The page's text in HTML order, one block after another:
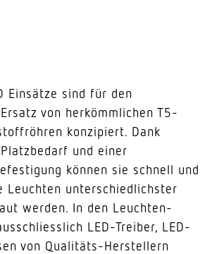
Einsätze sind für den
von herkömmlichen T5-
konzipiert. Dank
und einer
können sie schnell und
Leuchten unterschiedlichster
werden. In den Leuchten-
LED-Treiber, LED-
von Qualitäts-Herstellern